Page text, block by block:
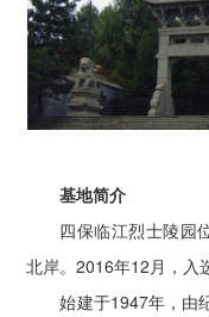
基地简介
四保临江烈士陵园
北岸。2016年12月，入
始建于1947年，由